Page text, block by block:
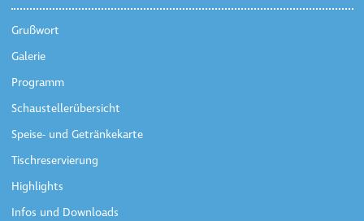
Grußwort
Galerie
Programm
Schaustellerübersicht
Speise- und Getränkekarte
Tischreservierung
Highlights
Infos und Downloads